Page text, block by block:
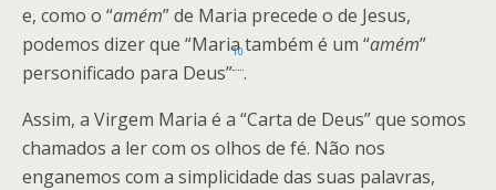
e, como o “amém” de Maria precede o de Jesus,
podemos dizer que “Maria também é um “amém”
personificado para Deus”
10
.
Assim, a Virgem Maria é a “Carta de Deus” que somos
chamados a ler com os olhos de fé. Não nos
enganemos com a simplicidade das suas palavras,